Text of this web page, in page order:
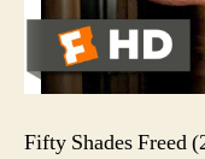
Fifty Shades Freed